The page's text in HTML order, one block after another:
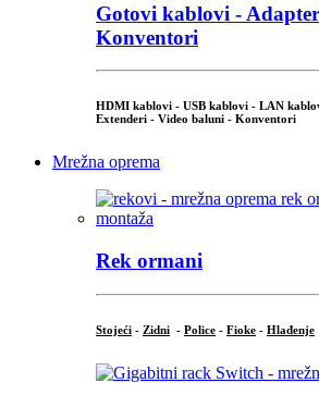
Gotovi kablovi -
Konventori
HDMI kablovi - USB kablovi - LAN
Extenderi - Video baluni - Konventori
Mrežna oprema
Rek ormani
Stojeći - Zidni - Police - Fioke - Hlađenje